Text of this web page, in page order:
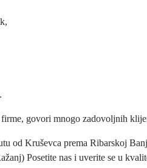
govori mnogo zadovoljnih
od Kruševca prema Ribarskoj
Posetite nas i uverite se u